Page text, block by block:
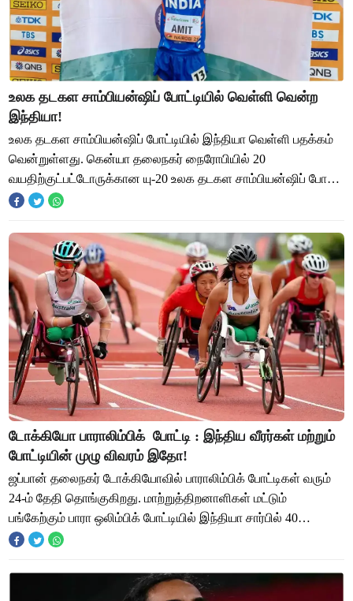
உலக தடகள சாம்பியன்ஷிப் போட்டியில் வெள்ளி வென்ற
இந்தியா!
உலக தடகள சாம்பியன்ஷிப் போட்டியில் இந்தியா வெள்ளி பதக்கம்
வென்றுள்ளது. கென்யா தலைநகர் நைரோபியில் 20
வயதிற்குட்பட்டோருக்கான யு-20 உலக தடகள சாம்பியன்ஷிப் போட்டி
நடைபெற்று வருகிறது. இதில் இந்தியாவை சேர்ந
டோக்கியோ பாராலிம்பிக் போட்டி : இந்திய வீரர்கள் மற்றும்
போட்டியின் முழு விவரம் இதோ!
ஜப்பான் தலைநகர் டோக்கியோவில் பாராலிம்பிக் போட்டிகள் வரும்
24-ம் தேதி தொங்குகிறது. மாற்றுத்திறனாளிகள் மட்டும்
பங்கேற்கும் பாரா ஒலிம்பிக் போட்டியில் இந்தியா சார்பில் 40
ஆண்கள் , 14 பெண்கள் கலந்து கொள்க